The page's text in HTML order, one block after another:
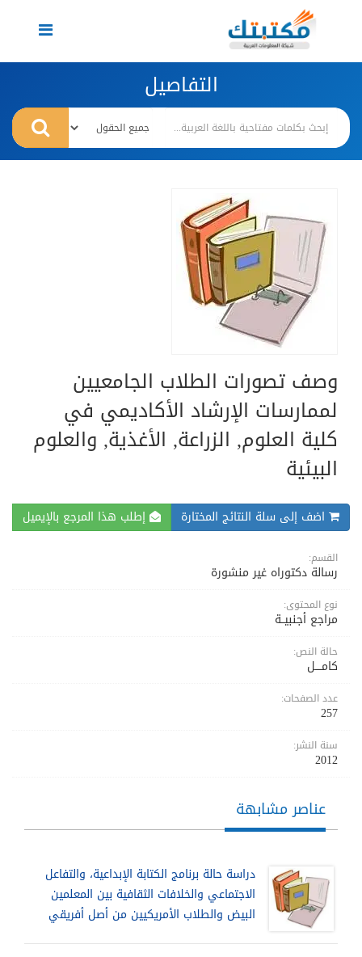
Toggle
navigation
التفاصيل
وصف تصورات الطلاب الجامعيين
لممارسات الإرشاد الأكاديمي في
كلية العلوم, الزراعة, الأغذية, والعلوم
البيئية
اضف إلى سلة النتائج المختارة إطلب هذا المرجع بالإيميل
القسم:
رسالة دكتوراه غير منشورة
نوع المحتوى:
مراجع أجنبيــة
حالة النص:
كامــــل
عدد الصفحات:
257
سنة النشر:
2012
عناصر مشابهة
دراسة حالة برنامج الكتابة الإبداعية، والتفاعل
الاجتماعي والخلافات الثقافية بين المعلمين
البيض والطلاب الأمريكيين من أصل أفريقي